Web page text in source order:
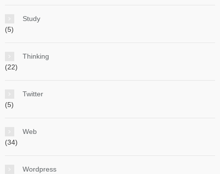
Study
(5)
Thinking
(22)
Twitter
(5)
Web
(34)
Wordpress